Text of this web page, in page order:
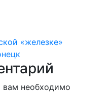
«железке»
вам необходимо